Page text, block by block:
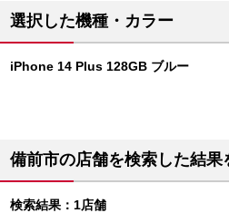
選択した機種・カラー
iPhone 14 Plus 128GB ブルー
備前市の店舗を検索した結果
検索結果：1店舗